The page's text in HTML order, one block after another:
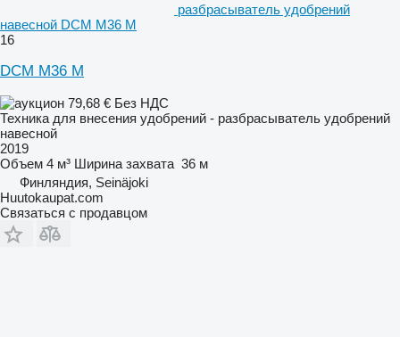
разбрасыватель удобрений
навесной DCM M36 M
16
DCM M36 M
79,68 € Без НДС
Техника для внесения удобрений - разбрасыватель удобрений
навесной
2019
Объем 4 м³ Ширина захвата 36 м
Финляндия, Seinäjoki
Huutokaupat.com
Связаться с продавцом